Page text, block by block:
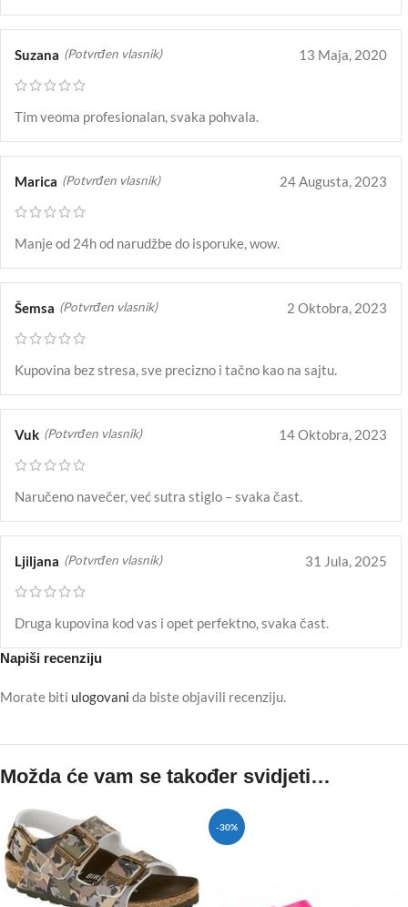
Suzana (Potvrđen vlasnik) 13 Maja, 2020
Tim veoma profesionalan, svaka pohvala.
Marica (Potvrđen vlasnik) 24 Augusta, 2023
Manje od 24h od narudžbe do isporuke, wow.
Šemsa (Potvrđen vlasnik) 2 Oktobra, 2023
Kupovina bez stresa, sve precizno i tačno kao na sajtu.
Vuk (Potvrđen vlasnik) 14 Oktobra, 2023
Naručeno navečer, već sutra stiglo – svaka čast.
Ljiljana (Potvrđen vlasnik) 31 Jula, 2025
Druga kupovina kod vas i opet perfektno, svaka čast.
Napiši recenziju
Morate biti ulogovani da biste objavili recenziju.
Možda će vam se također svidjeti…
-30%